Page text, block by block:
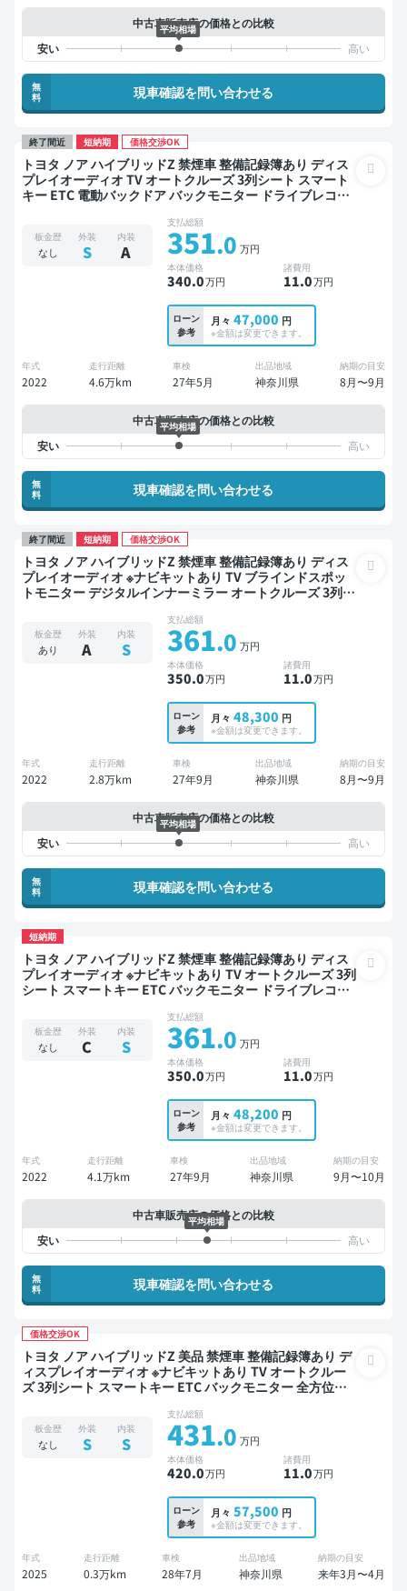
中古車販売店の価格との比較
平均相場
無
料
現車確認を問い合わせる
終了間近 短納期 価格交渉OK
トヨタ ノア ハイブリッドZ 禁煙車 整備記録簿あり ディス
プレイオーディオ TV オートクルーズ 3列シート スマート
キー ETC 電動バックドア バックモニター ドライブレコー
板金歴
なし
外装
S
内装
A
支払総額
351.0 万円
本体価格
340.0万円
諸費用
11.0万円
ローン
参考
月々 47,000 円
※金額は変更できます。
年式
2022
走行距離
4.6万km
車検
27年5月
出品地域
神奈川県
納期の目安
8月〜9月
中古車販売店の価格との比較
平均相場
無
料
現車確認を問い合わせる
終了間近 短納期 価格交渉OK
トヨタ ノア ハイブリッドZ 禁煙車 整備記録簿あり ディス
プレイオーディオ ※ナビキットあり TV ブラインドスポッ
トモニター デジタルインナーミラー オートクルーズ 3列シ
方位カメラ ドライブレコーダー 衝突軽減 両側電動スライ
ドドア 7人乗り
板金歴
あり
外装
A
内装
S
支払総額
361.0 万円
本体価格
350.0万円
諸費用
11.0万円
ローン
参考
月々 48,300 円
※金額は変更できます。
年式
2022
走行距離
2.8万km
車検
27年9月
出品地域
神奈川県
納期の目安
8月〜9月
中古車販売店の価格との比較
平均相場
無
料
現車確認を問い合わせる
短納期
トヨタ ノア ハイブリッドZ 禁煙車 整備記録簿あり ディス
プレイオーディオ ※ナビキットあり TV オートクルーズ 3列
シート スマートキー ETC バックモニター ドライブレコー
板金歴
なし
外装
C
内装
S
支払総額
361.0 万円
本体価格
350.0万円
諸費用
11.0万円
ローン
参考
月々 48,200 円
※金額は変更できます。
年式
2022
走行距離
4.1万km
車検
27年9月
出品地域
神奈川県
納期の目安
9月〜10月
中古車販売店の価格との比較
平均相場
無
料
現車確認を問い合わせる
価格交渉OK
トヨタ ノア ハイブリッドZ 美品 禁煙車 整備記録簿あり デ
ィスプレイオーディオ ※ナビキットあり TV オートクルー
ズ 3列シート スマートキー ETC バックモニター 全方位カ
板金歴
なし
外装
S
内装
S
支払総額
431.0 万円
本体価格
420.0万円
諸費用
11.0万円
ローン
参考
月々 57,500 円
※金額は変更できます。
年式
2025
走行距離
0.3万km
車検
28年7月
出品地域
神奈川県
納期の目安
来年3月〜4月